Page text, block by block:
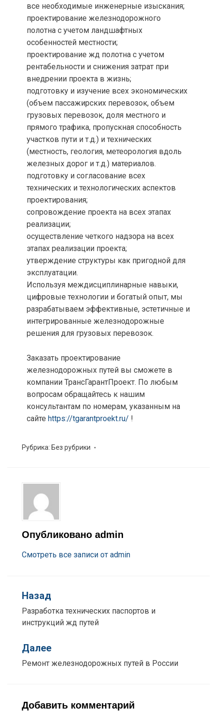
все необходимые инженерные изыскания;
проектирование железнодорожного
полотна с учетом ландшафтных
особенностей местности;
проектирование жд полотна с учетом
рентабельности и снижения затрат при
внедрении проекта в жизнь;
подготовку и изучение всех экономических
(объем пассажирских перевозок, объем
грузовых перевозок, доля местного и
прямого трафика, пропускная способность
участков пути и т.д.) и технических
(местность, геология, метеорология вдоль
железных дорог и т.д.) материалов.
подготовку и согласование всех
технических и технологических аспектов
проектирования;
сопровождение проекта на всех этапах
реализации;
осуществление четкого надзора на всех
этапах реализации проекта;
утверждение структуры как пригодной для
эксплуатации.
Используя междисциплинарные навыки,
цифровые технологии и богатый опыт, мы
разрабатываем эффективные, эстетичные и
интегрированные железнодорожные
решения для грузовых перевозок.
Заказать проектирование
железнодорожных путей вы сможете в
компании ТрансГарантПроект. По любым
вопросам обращайтесь к нашим
консультантам по номерам, указанным на
сайте https://tgarantproekt.ru/ !
Рубрика: Без рубрики
Опубликовано admin
Смотреть все записи от admin
Назад
Разработка технических паспортов и
инструкций жд путей
Далее
Ремонт железнодорожных путей в России
Добавить комментарий